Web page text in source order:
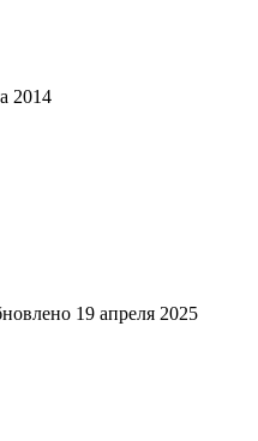
2014
19 апреля 2025